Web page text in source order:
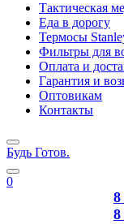
Тактическая
Еда в дорогу
Термосы
Фильтры для
Оплата и
Гарантия и
Оптовикам
Контакты
Будь Готов.
0
8
8